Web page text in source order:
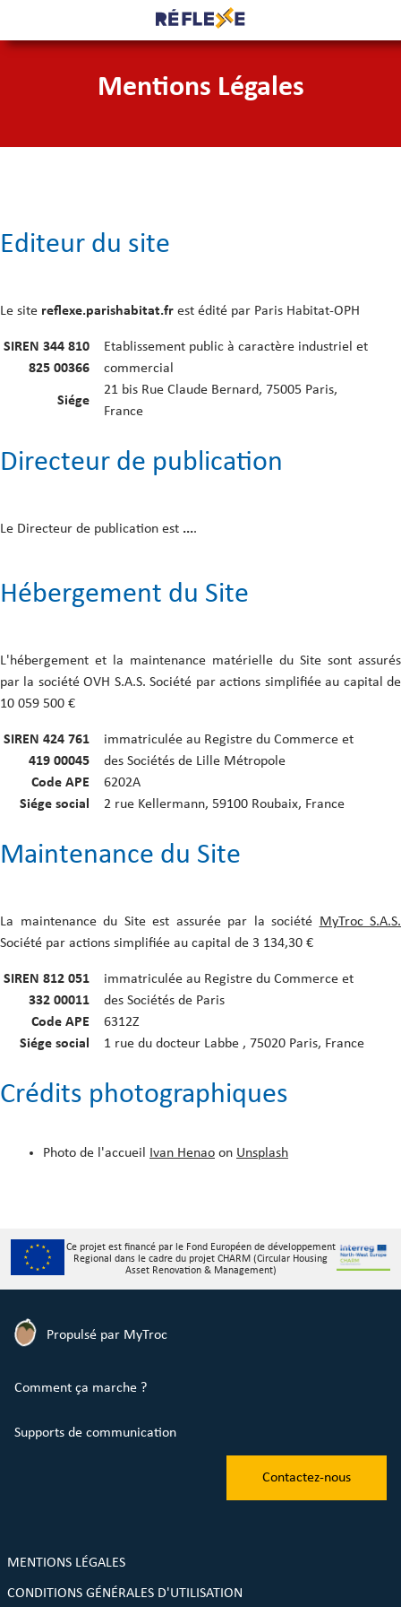
Mentions Légales
Editeur du site
Le site reflexe.parishabitat.fr est édité par Paris Habitat-OPH
SIREN 344 810
825 00366
Etablissement public à caractère industriel et
commercial
Siége
21 bis Rue Claude Bernard, 75005 Paris,
France
Directeur de publication
Le Directeur de publication est ....
Hébergement du Site
L'hébergement et la maintenance matérielle du Site sont assurés
par la société OVH S.A.S. Société par actions simplifiée au capital de
10 059 500 €
SIREN 424 761
419 00045
immatriculée au Registre du Commerce et
des Sociétés de Lille Métropole
Code APE
6202A
Siége social
2 rue Kellermann, 59100 Roubaix, France
Maintenance du Site
La maintenance du Site est assurée par la société MyTroc S.A.S.
Société par actions simplifiée au capital de 3 134,30 €
SIREN 812 051
332 00011
immatriculée au Registre du Commerce et
des Sociétés de Paris
Code APE
6312Z
Siége social
1 rue du docteur Labbe , 75020 Paris, France
Crédits photographiques
Photo de l'accueil Ivan Henao on Unsplash
Ce projet est financé par le Fond Européen de développement
Regional dans le cadre du projet CHARM (Circular Housing
Asset Renovation & Management)
Propulsé par MyTroc
Comment ça marche ?
Supports de communication
Contactez-nous
MENTIONS LÉGALES
CONDITIONS GÉNÉRALES D'UTILISATION